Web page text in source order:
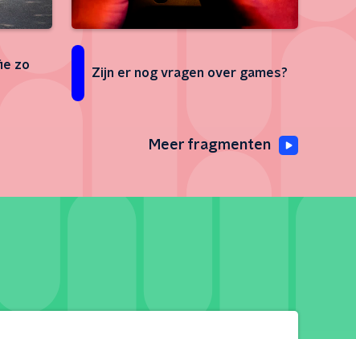
zo
Zijn er nog vragen over games?
Meer fragmenten